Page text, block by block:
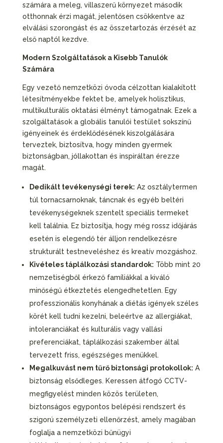
számára a meleg, villaszerű környezet második
otthonnak érzi magát, jelentősen csökkentve az
elválási szorongást és az összetartozás érzését az
első naptól kezdve.
Modern Szolgáltatások a Kisebb Tanulók
Számára
Egy vezető nemzetközi óvoda célzottan kialakított
létesítményekbe fektet be, amelyek holisztikus,
multikulturális oktatási élményt támogatnak. Ezek a
szolgáltatások a globális tanulói testület sokszínű
igényeinek és érdeklődésének kiszolgálására
terveztek, biztosítva, hogy minden gyermek
biztonságban, jóllakottan és inspiráltan érezze
magát.
Dedikált tevékenységi terek: Az osztálytermen
túl tornacsarnoknak, táncnak és egyéb beltéri
tevékenységeknek szentelt speciális termeket
kell találnia. Ez biztosítja, hogy még rossz időjárás
esetén is elegendő tér álljon rendelkezésre
strukturált testneveléshez és kreatív mozgáshoz.
Kivételes táplálkozási standardok: Több mint 20
nemzetiségből érkező famíliákkal a kiváló
minőségű étkeztetés elengedhetetlen. Egy
professzionális konyhának a diétás igények széles
körét kell tudni kezelni, beleértve az allergiákat,
intoleranciákat és kulturális vagy vallási
preferenciákat, táplálkozási szakember által
tervezett friss, egészséges menükkel.
Megalkuvást nem tűrő biztonsági protokollok: A
biztonság elsődleges. Keressen átfogó CCTV-
megfigyelést minden közös területen,
biztonságos egypontos belépési rendszert és
szigorú személyzeti ellenőrzést, amely magában
foglalja a nemzetközi bűnügyi